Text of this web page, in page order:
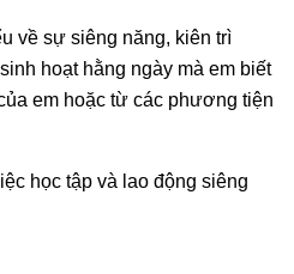
về sự siêng năng, kiên trì
hoạt hằng ngày mà em biết
em hoặc từ các phương tiện
học tập và lao động siêng